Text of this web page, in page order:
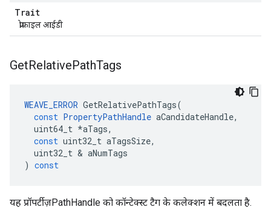
Trait
प्रोफ़ाइल आईडी
GetRelativePathTags
WEAVE_ERROR GetRelativePathTags(
const PropertyPathHandle aCandidateHandle,
uint64_t *aTags,
const uint32_t aTagsSize,
uint32_t & aNumTags
) const
यह प्रॉपर्टीज़PathHandle को कॉन्टेक्स्ट टैग के कलेक्शन में बदलता है.